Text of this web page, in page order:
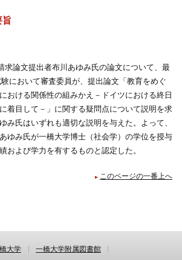
旨
求論文提出者布川あゆみ氏の論文について、最
において審査委員が、提出論文「教育をめぐ
おける関係性の組みかえ－ドイツにおける終日
着目して－」に関する疑問点について説明を求
み氏はいずれも適切な説明を与えた。よって、
ゆみ氏が一橋大学博士（社会学）の学位を授与
および学力を有するものと認定した。
このページの一番上へ
大学 一橋大学附属図書館